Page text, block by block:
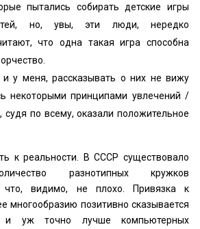
пытались собирать детские игры
но, увы, эти люди, нередко
что одна такая игра способна
и у меня, рассказывать о них не вижу
некоторыми принципами увлечений /
судя по всему, оказали положительное
к реальности. В СССР существовало
разнотипных кружков
что, видимо, не плохо. Привязка к
многообразию позитивно сказывается
уж точно лучше компьютерных